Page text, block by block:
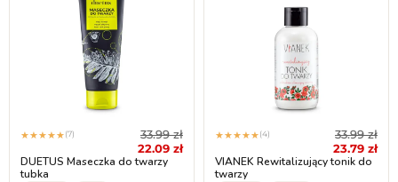
★★★★★(7) 33.99zł
22.09 zł
DUETUS Maseczka do twarzy
tubka
★★★★★(4) 33.99zł
23.79 zł
VIANEK Rewitalizujący tonik do
twarzy